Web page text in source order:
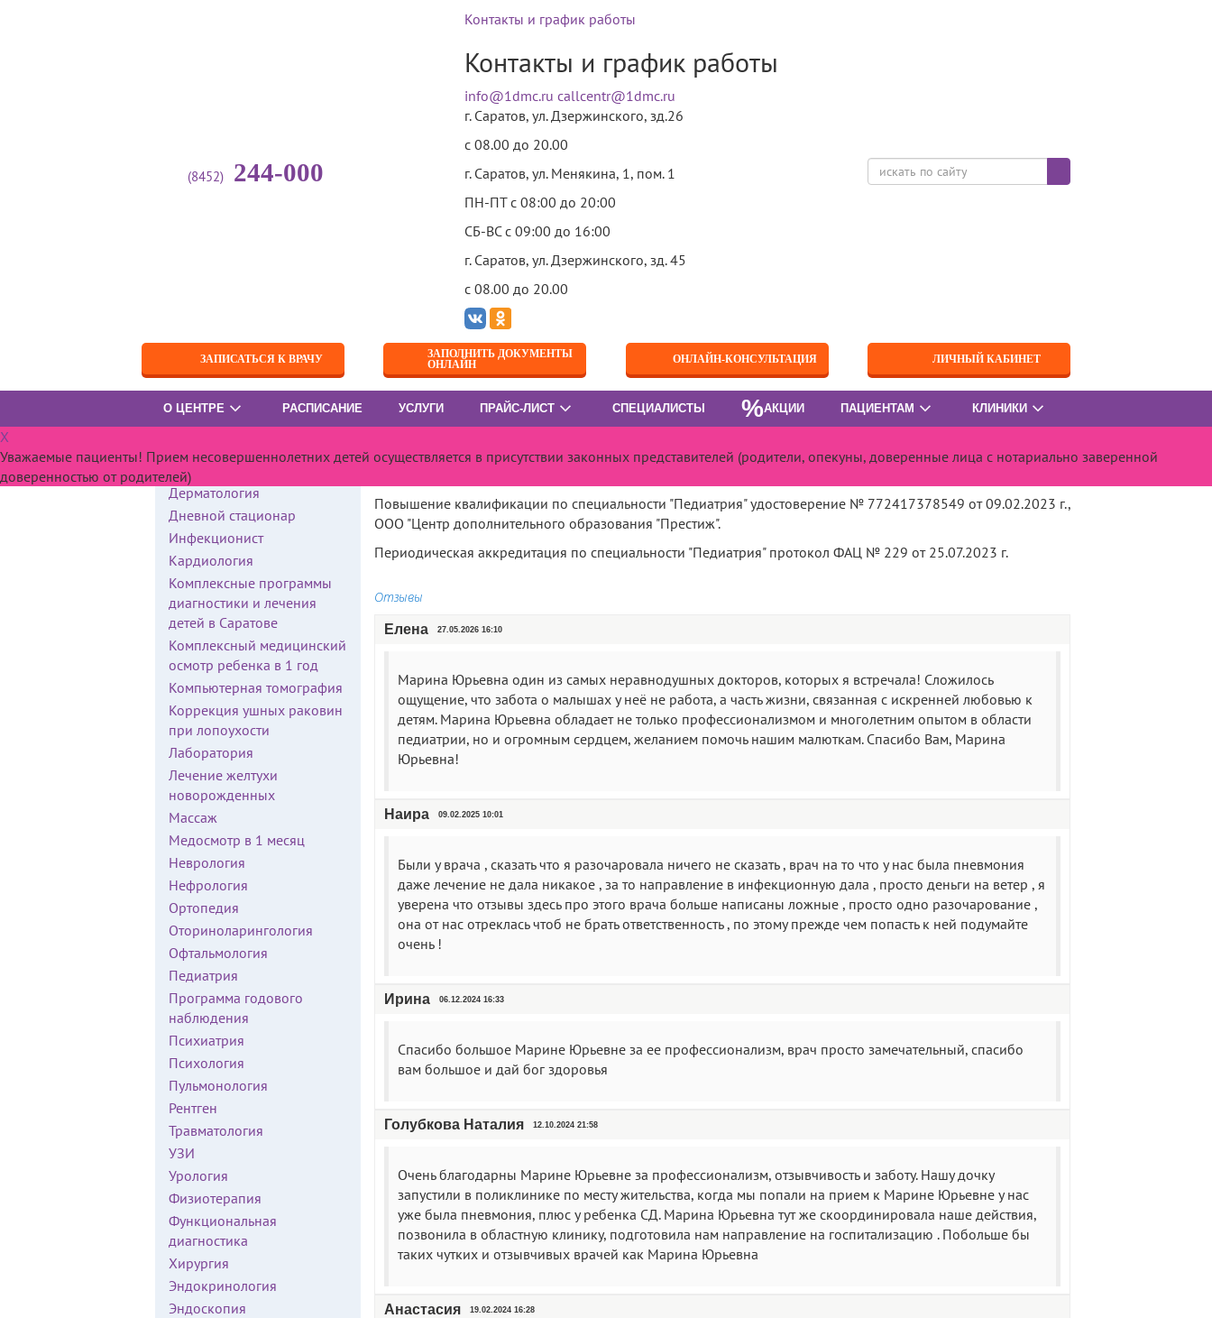
(8452) 244-000
Контакты и график работы
Контакты и график работы
info@1dmc.ru callcentr@1dmc.ru
г. Саратов, ул.Дзержинского, зд.26
c 08.00 до 20.00
г. Саратов, ул.Менякина, 1, пом. 1
ПН-ПТс 08:00 до 20:00
СБ-ВСс 09:00 до 16:00
г. Саратов, ул.Дзержинского, зд. 45
c 08.00 до 20.00
ЗАПИСАТЬСЯ К ВРАЧУ
ЗАПОЛНИТЬ ДОКУМЕНТЫ
ОНЛАЙН
ОНЛАЙН-КОНСУЛЬТАЦИЯ ЛИЧНЫЙ КАБИНЕТ
О ЦЕНТРЕ РАСПИСАНИЕ УСЛУГИ ПРАЙС-ЛИСТ СПЕЦИАЛИСТЫ %АКЦИИ ПАЦИЕНТАМ КЛИНИКИ
X
Уважаемые пациенты! Прием несовершеннолетних детей осуществляется в присутствии законных представителей (родители, опекуны, доверенные лица с нотариально заверенной
доверенностью от родителей)
Сметанюк Марина Юрьевна
Сметанюк Марина Юрьевна
ЗАПИСАТЬСЯ К ВРАЧУ
высшая категория,
член экспертного совета врачей
Стаж:44 года
Повышение квалификации по специальности "Педиатрия" удостоверение № 772417378549 от 09.02.2023 г.,
ООО "Центр дополнительного образования "Престиж".
Периодическая аккредитация по специальности "Педиатрия" протокол ФАЦ № 229 от 25.07.2023 г.
Отзывы
Елена 27.05.2026 16:10
Марина Юрьевна один из самых неравнодушных докторов, которых я встречала! Сложилось
ощущение, что забота о малышах у неё не работа, а часть жизни, связанная с искренней любовью к
детям. Марина Юрьевна обладает не только профессионализмом и многолетним опытом в области
педиатрии, но и огромным сердцем, желанием помочь нашим малюткам. Спасибо Вам, Марина
Юрьевна!
Наира 09.02.2025 10:01
Были у врача , сказать что я разочаровала ничего не сказать , врач на то что у нас была пневмония
даже лечение не дала никакое , за то направление в инфекционную дала , просто деньги на ветер , я
уверена что отзывы здесь про этого врача больше написаны ложные , просто одно разочарование ,
она от нас отреклась чтоб не брать ответственность , по этому прежде чем попасть к ней подумайте
очень !
Ирина 06.12.2024 16:33
Спасибо большое Марине Юрьевне за ее профессионализм, врач просто замечательный, спасибо
вам большое и дай бог здоровья
Голубкова Наталия 12.10.2024 21:58
Очень благодарны Марине Юрьевне за профессионализм, отзывчивость и заботу. Нашу дочку
запустили в поликлинике по месту жительства, когда мы попали на прием к Марине Юрьевне у нас
уже была пневмония, плюс у ребенка СД. Марина Юрьевна тут же скоординировала наше действия,
позвонила в областную клинику, подготовила нам направление на госпитализацию . Побольше бы
таких чутких и отзывчивых врачей как Марина Юрьевна
Анастасия 19.02.2024 16:28
заключений
Галотерапия
Гастроэнтерология
Гематология
Гинекология
Дерматология
Дневной стационар
Инфекционист
Кардиология
Комплексные программы
диагностики и лечения
детей в Саратове
Комплексный медицинский
осмотр ребенка в 1 год
Компьютерная томография
Коррекция ушных раковин
при лопоухости
Лаборатория
Лечение желтухи
новорожденных
Массаж
Медосмотр в 1 месяц
Неврология
Нефрология
Ортопедия
Оториноларингология
Офтальмология
Педиатрия
Программа годового
наблюдения
Психиатрия
Психология
Пульмонология
Рентген
Травматология
УЗИ
Урология
Физиотерапия
Функциональная
диагностика
Хирургия
Эндокринология
Эндоскопия